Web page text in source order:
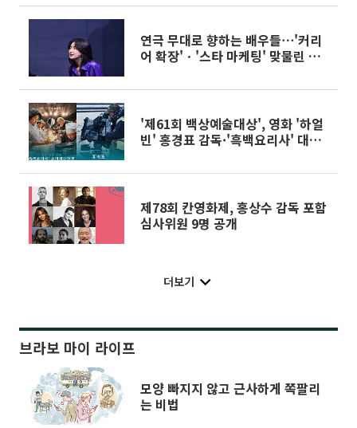
연극 무대로 향하는 배우들⋯'커리
어 확장'ㆍ'스타 마케팅' 맞물린 현
'제61회 백상예술대상', 영화 '하얼
빈' 홍경표 감독·'흑백요리사' 대상
제78회 칸영화제, 홍상수 감독 포함
심사위원 9명 공개
더보기
브라보 마이 라이프
모양 빠지지 않고 근사하게 쪽팔리
는 비법